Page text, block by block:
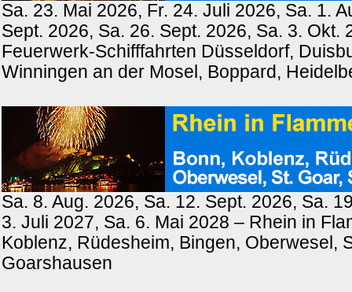
Sa. 23. Mai 2026, Fr. 24. Juli 2026, Sa. 1.
Sept. 2026, Sa. 26. Sept. 2026, Sa. 3. Okt.
Feuerwerk-Schifffahrten Düsseldorf,
Winningen an der Mosel, Boppard,
Sa. 8. Aug. 2026, Sa. 12. Sept. 2026, Sa.
3. Juli 2027, Sa. 6. Mai 2028 – Rhein in
Koblenz, Rüdesheim, Bingen, Oberwesel,
Goarshausen